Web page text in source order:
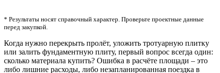
* Результаты носят справочный характер. Проверьте проектные данные
перед закупкой.
Когда нужно перекрыть пролёт, уложить тротуарную плитку
или залить фундаментную плиту, первый вопрос всегда один:
сколько материала купить? Ошибка в расчёте площади – это
либо лишние расходы, либо незапланированная поездка в